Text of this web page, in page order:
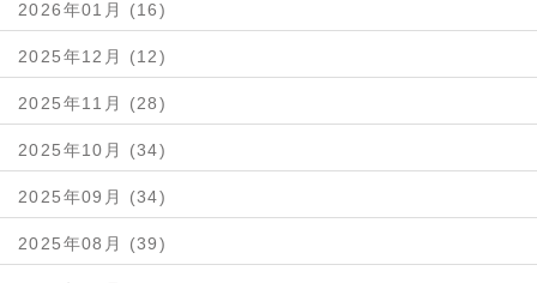
2026年01月 (16)
2025年12月 (12)
2025年11月 (28)
2025年10月 (34)
2025年09月 (34)
2025年08月 (39)